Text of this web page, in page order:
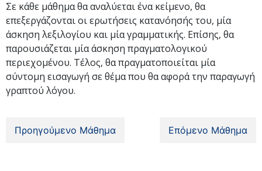
Σε κάθε μάθημα θα αναλύεται ένα κείμενο, θα
επεξεργάζονται οι ερωτήσεις κατανόησής του, μία
άσκηση λεξιλογίου και μία γραμματικής. Επίσης, θα
παρουσιάζεται μία άσκηση πραγματολογικού
περιεχομένου. Τέλος, θα πραγματοποιείται μία
σύντομη εισαγωγή σε θέμα που θα αφορά την παραγωγή
γραπτού λόγου.
Προηγούμενο Μάθημα Επόμενο Μάθημα